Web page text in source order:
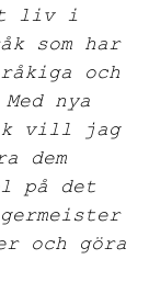
liv i
som har
och
nya
vill jag
dem
på det
och göra